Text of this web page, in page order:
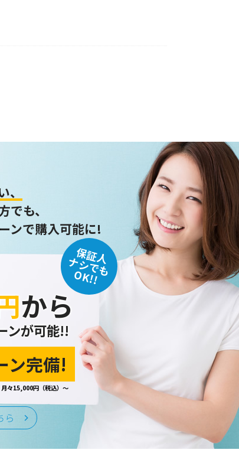
、
でも、
ンで購入可能に!
保証人
ナシでも
OK!!
から
ンが可能!!
ン完備!
々15,000円（税込）～
ら